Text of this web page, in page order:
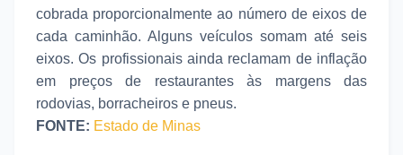
cobrada proporcionalmente ao número de eixos de
cada caminhão. Alguns veículos somam até seis
eixos. Os profissionais ainda reclamam de inflação
em preços de restaurantes às margens das
rodovias, borracheiros e pneus.
FONTE: Estado de Minas